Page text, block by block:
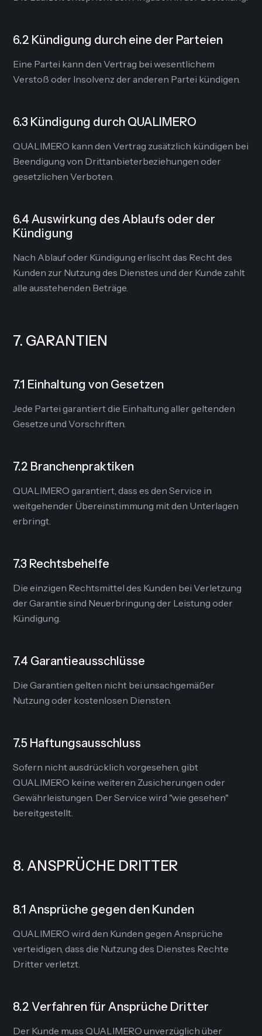
6.2 Kündigung durch eine der Parteien
Eine Partei kann den Vertrag bei wesentlichem
Verstoß oder Insolvenz der anderen Partei kündigen.
6.3 Kündigung durch QUALIMERO
QUALIMERO kann den Vertrag zusätzlich kündigen bei
Beendigung von Drittanbieterbeziehungen oder
gesetzlichen Verboten.
6.4 Auswirkung des Ablaufs oder der
Kündigung
Nach Ablauf oder Kündigung erlischt das Recht des
Kunden zur Nutzung des Dienstes und der Kunde zahlt
alle ausstehenden Beträge.
7. GARANTIEN
7.1 Einhaltung von Gesetzen
Jede Partei garantiert die Einhaltung aller geltenden
Gesetze und Vorschriften.
7.2 Branchenpraktiken
QUALIMERO garantiert, dass es den Service in
weitgehender Übereinstimmung mit den Unterlagen
erbringt.
7.3 Rechtsbehelfe
Die einzigen Rechtsmittel des Kunden bei Verletzung
der Garantie sind Neuerbringung der Leistung oder
Kündigung.
7.4 Garantieausschlüsse
Die Garantien gelten nicht bei unsachgemäßer
Nutzung oder kostenlosen Diensten.
7.5 Haftungsausschluss
Sofern nicht ausdrücklich vorgesehen, gibt
QUALIMERO keine weiteren Zusicherungen oder
Gewährleistungen. Der Service wird "wie gesehen"
bereitgestellt.
8. ANSPRÜCHE DRITTER
8.1 Ansprüche gegen den Kunden
QUALIMERO wird den Kunden gegen Ansprüche
verteidigen, dass die Nutzung des Dienstes Rechte
Dritter verletzt.
8.2 Verfahren für Ansprüche Dritter
Der Kunde muss QUALIMERO unverzüglich über